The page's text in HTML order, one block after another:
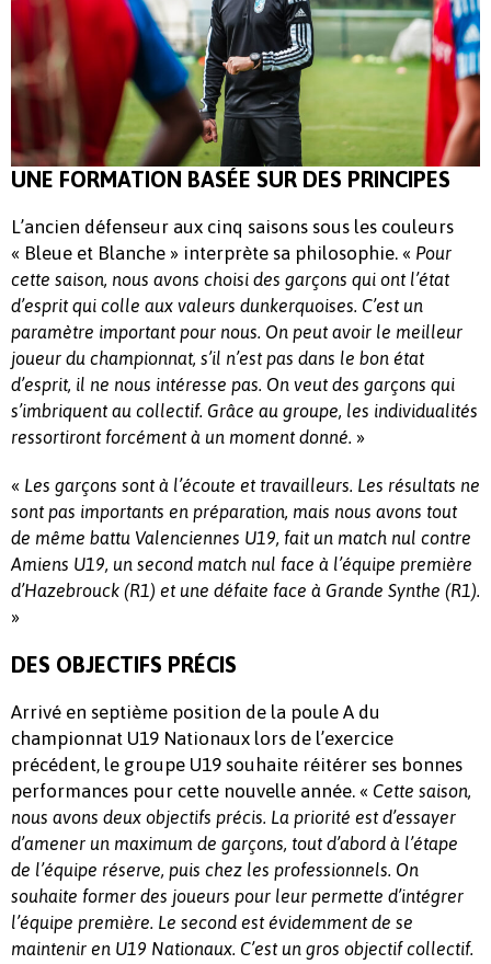
UNE FORMATION BASÉE SUR DES PRINCIPES
L’ancien défenseur aux cinq saisons sous les couleurs
« Bleue et Blanche » interprète sa philosophie. « Pour
cette saison, nous avons choisi des garçons qui ont l’état
d’esprit qui colle aux valeurs dunkerquoises. C’est un
paramètre important pour nous. On peut avoir le meilleur
joueur du championnat, s’il n’est pas dans le bon état
d’esprit, il ne nous intéresse pas. On veut des garçons qui
s’imbriquent au collectif. Grâce au groupe, les individualités
ressortiront forcément à un moment donné. »
« Les garçons sont à l’écoute et travailleurs. Les résultats ne
sont pas importants en préparation, mais nous avons tout
de même battu Valenciennes U19, fait un match nul contre
Amiens U19, un second match nul face à l’équipe première
d’Hazebrouck (R1) et une défaite face à Grande Synthe (R1).
»
DES OBJECTIFS PRÉCIS
Arrivé en septième position de la poule A du
championnat U19 Nationaux lors de l’exercice
précédent, le groupe U19 souhaite réitérer ses bonnes
performances pour cette nouvelle année. « Cette saison,
nous avons deux objectifs précis. La priorité est d’essayer
d’amener un maximum de garçons, tout d’abord à l’étape
de l’équipe réserve, puis chez les professionnels. On
souhaite former des joueurs pour leur permette d’intégrer
l’équipe première. Le second est évidemment de se
maintenir en U19 Nationaux. C’est un gros objectif collectif.